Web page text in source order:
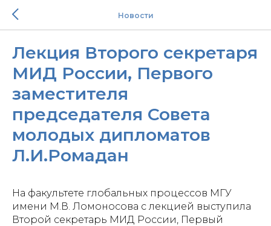
Новости
Лекция Второго секретаря
МИД России, Первого
заместителя
председателя Совета
молодых дипломатов
Л.И.Ромадан
На факультете глобальных процессов МГУ
имени М.В. Ломоносова с лекцией выступила
Второй секретарь МИД России, Первый